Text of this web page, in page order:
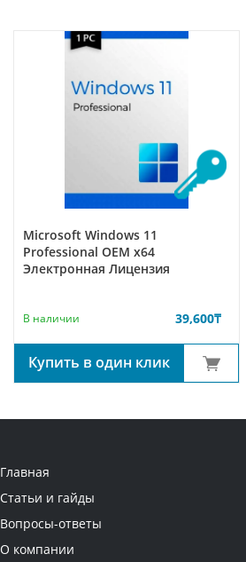
Microsoft Windows 11
Professional OEM x64
Электронная Лицензия
В наличии 39,600₸
Купить в один клик
Главная
Статьи и гайды
Вопросы-ответы
О компании